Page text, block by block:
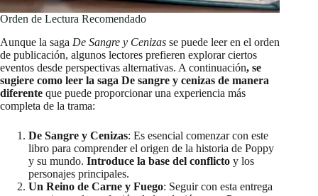
Orden de Lectura Recomendado
Aunque la saga De Sangre y Cenizas se puede leer en el orden
de publicación, algunos lectores prefieren explorar ciertos
eventos desde perspectivas alternativas. A continuación, se
sugiere como leer la saga De sangre y cenizas de manera
diferente que puede proporcionar una experiencia más
completa de la trama:
De Sangre y Cenizas: Es esencial comenzar con este
libro para comprender el origen de la historia de Poppy
y su mundo. Introduce la base del conflicto y los
personajes principales.
Un Reino de Carne y Fuego: Seguir con esta entrega